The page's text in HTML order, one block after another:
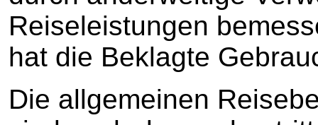
Reiseleistungen
hat die Beklagte
Die allgemeinen